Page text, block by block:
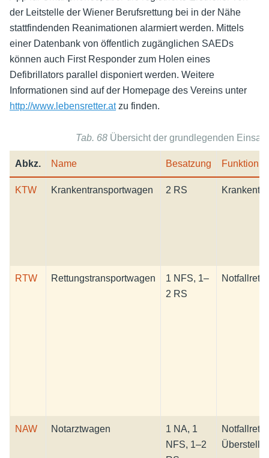
der Leitstelle der Wiener Berufsrettung bei in der Nähe
stattfindenden Reanimationen alarmiert werden. Mittels
einer Datenbank von öffentlich zugänglichen SAEDs
können auch First Responder zum Holen eines
Defibrillators parallel disponiert werden. Weitere
Informationen sind auf der Homepage des Vereins unter
http://www.lebensretter.atzu finden.
Tab. 68 Übersicht der grundlegenden
Abkz. Name Besatzung Funktion
KTW Krankentransportwagen 2 RS
RTW Rettungstransportwagen
1 NFS, 1–
2 RS
NAW Notarztwagen
1 NA, 1
NFS, 1–2